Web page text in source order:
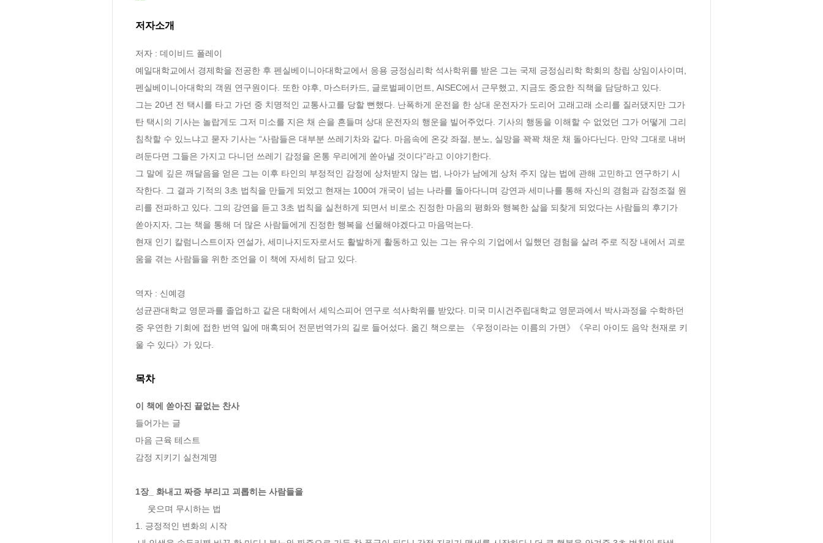
저자소개
저자 : 데이비드 폴레이
예일대학교에서 경제학을 전공한 후 펜실베이니아대학교에서 응용 긍정심리학 석사학위를 받은 그는 국제 긍정심리학 학회의 창립 상임이사이며,
펜실베이니아대학의 객원 연구원이다. 또한 야후, 마스터카드, 글로벌페이먼트, AISEC에서 근무했고, 지금도 중요한 직책을 담당하고 있다.
그는 20년 전 택시를 타고 가던 중 치명적인 교통사고를 당할 뻔했다. 난폭하게 운전을 한 상대 운전자가 도리어 고래고래 소리를 질러댔지만 그가
탄 택시의 기사는 놀랍게도 그저 미소를 지은 채 손을 흔들며 상대 운전자의 행운을 빌어주었다. 기사의 행동을 이해할 수 없었던 그가 어떻게 그리
침착할 수 있느냐고 묻자 기사는 “사람들은 대부분 쓰레기차와 같다. 마음속에 온갖 좌절, 분노, 실망을 꽉꽉 채운 채 돌아다닌다. 만약 그대로 내버
려둔다면 그들은 가지고 다니던 쓰레기 감정을 온통 우리에게 쏟아낼 것이다”라고 이야기한다.
그 말에 깊은 깨달음을 얻은 그는 이후 타인의 부정적인 감정에 상처받지 않는 법, 나아가 남에게 상처 주지 않는 법에 관해 고민하고 연구하기 시
작한다. 그 결과 기적의 3초 법칙을 만들게 되었고 현재는 100여 개국이 넘는 나라를 돌아다니며 강연과 세미나를 통해 자신의 경험과 감정조절 원
리를 전파하고 있다. 그의 강연을 듣고 3초 법칙을 실천하게 되면서 비로소 진정한 마음의 평화와 행복한 삶을 되찾게 되었다는 사람들의 후기가
쏟아지자, 그는 책을 통해 더 많은 사람들에게 진정한 행복을 선물해야겠다고 마음먹는다.
현재 인기 칼럼니스트이자 연설가, 세미나지도자로서도 활발하게 활동하고 있는 그는 유수의 기업에서 일했던 경험을 살려 주로 직장 내에서 괴로
움을 겪는 사람들을 위한 조언을 이 책에 자세히 담고 있다.
역자 : 신예경
성균관대학교 영문과를 졸업하고 같은 대학에서 셰익스피어 연구로 석사학위를 받았다. 미국 미시건주립대학교 영문과에서 박사과정을 수학하던
중 우연한 기회에 접한 번역 일에 매혹되어 전문번역가의 길로 들어섰다. 옮긴 책으로는 《우정이라는 이름의 가면》《우리 아이도 음악 천재로 키
울 수 있다》가 있다.
목차
이 책에 쏟아진 끝없는 찬사
들어가는 글
마음 근육 테스트
감정 지키기 실천계명
1장_ 화내고 짜증 부리고 괴롭히는 사람들을
1. 긍정적인 변화의 시작